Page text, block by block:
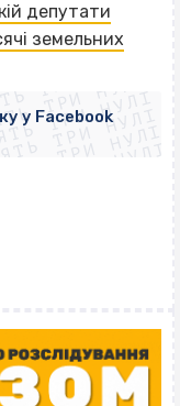
депутати
земельних
ТРИ НУЛІ
ТРИ НУЛІ
ТРИ НУЛІ
ТРИ НУЛІ
ТРИ НУЛІ
ТРИ НУЛІ
ТРИ НУЛІ
ТРИ НУЛІ
у Facebook